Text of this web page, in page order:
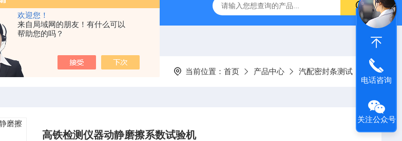
欢迎您！
来自局域网的朋友！有什么可以
帮助您的吗？
GT-7011-LHDA高铁检测仪器高低温橡胶伸张疲劳试验机 GT-7008-TR低温回缩试验机 AI-7000GD
当前位置： 首页 产品中心 汽配密封条测试
高铁检测仪器动静磨擦系数试验机
电话咨询
关注公众号